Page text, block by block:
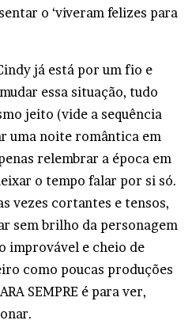
o ‘viveram felizes para
já está por um fio e
essa situação, tudo
jeito (vide a sequência
uma noite romântica em
relembrar a época em
o tempo falar por si só.
vezes cortantes e tensos,
sem brilho da personagem
improvável e cheio de
como poucas produções
SEMPRE é para ver,